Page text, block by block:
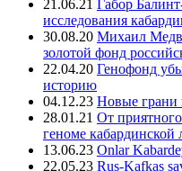
21.06.21 Габор
исследования
30.08.20 Михаил
золотой фонд
22.04.20 Генофонд
историю
04.12.23 Новые грани
28.01.21 От
геноме кабардинской
13.06.23 Onlar
22.05.23 Rus-Kafkas